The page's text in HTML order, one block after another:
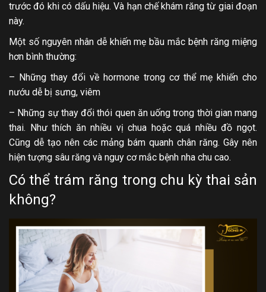
trước đó khi có dấu hiệu. Và hạn chế khám răng từ giai đoạn
này.
Một số nguyên nhân dễ khiến mẹ bầu mắc bệnh răng miệng
hơn bình thường:
– Những thay đổi về hormone trong cơ thể mẹ khiến cho
nướu dễ bị sưng, viêm
– Những sự thay đổi thói quen ăn uống trong thời gian mang
thai. Như thích ăn nhiều vị chua hoặc quá nhiều đồ ngọt.
Cũng dễ tạo nên các mảng bám quanh chân răng. Gây nên
hiện tượng sâu răng và nguy cơ mắc bệnh nha chu cao.
Có thể trám răng trong chu kỳ thai sản
không?